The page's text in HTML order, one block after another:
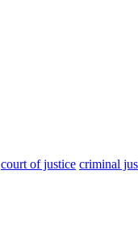
court of justice criminal